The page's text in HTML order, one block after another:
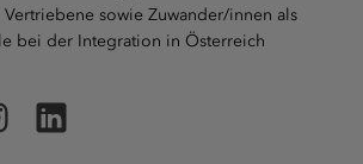
sowie Zuwander/innen als
bei der Integration in Österreich
LinkedIn